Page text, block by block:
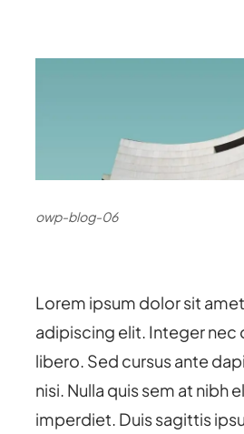
owp-blog-06
Lorem ipsum dolor sit
adipiscing elit. Integer nec
libero. Sed cursus ante
nisi. Nulla quis sem at nibh
imperdiet. Duis sagittis